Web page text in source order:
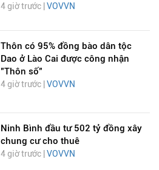
4 giờ trước | VOVVN
Thôn có 95% đồng bào dân tộc
Dao ở Lào Cai được công nhận
"Thôn số"
4 giờ trước | VOVVN
Ninh Bình đầu tư 502 tỷ đồng xây
chung cư cho thuê
4 giờ trước | VOVVN